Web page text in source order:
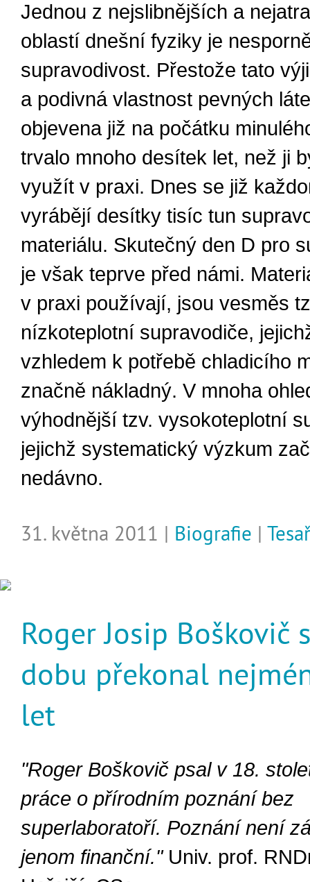
Jednou z nejslibnějších a
oblastí dnešní fyziky je
supravodivost. Přestože tato
a podivná vlastnost pevných
objevena již na počátku
trvalo mnoho desítek let, než ji
využít v praxi. Dnes se již
vyrábějí desítky tisíc tun
materiálu. Skutečný den D pro
je však teprve před námi.
v praxi používají, jsou vesměs
nízkoteplotní supravodiče,
vzhledem k potřebě chladicího
značně nákladný. V mnoha
výhodnější tzv. vysokoteplotní
jejichž systematický výzkum
nedávno.
31. května 2011 | Biografie |
Roger Josip Boškovič
dobu překonal
let
"Roger Boškovič psal v 18.
práce o přírodním poznání bez
superlaboratoří. Poznání není
jenom finanční."Univ. prof.